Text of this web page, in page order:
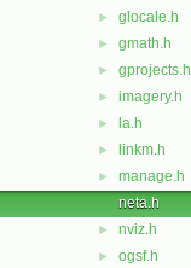
► glocale.h
► gmath.h
► gprojects.h
► imagery.h
► la.h
► linkm.h
►
manage.h
neta.h
► nviz.h
►
ogsf.h